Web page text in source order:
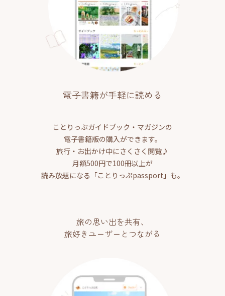
電子書籍が手軽に読める
ことりっぷガイドブック・マガジンの
電子書籍版の購入ができます。
旅行・お出かけ中にさくさく閲覧♪
月額500円で100冊以上が
読み放題になる「ことりっぷpassport」も。
旅の思い出を共有、
旅好きユーザーとつながる